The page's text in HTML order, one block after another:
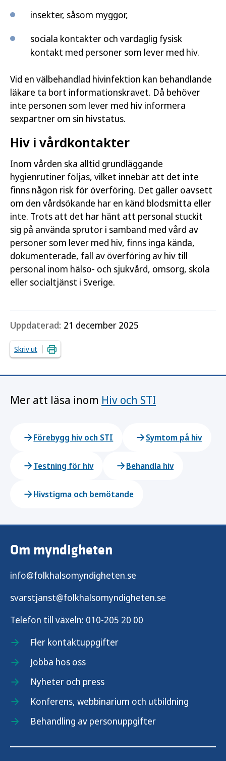
insekter, såsom myggor,
sociala kontakter och vardaglig fysisk
kontakt med personer som lever med hiv.
Vid en välbehandlad hivinfektion kan behandlande
läkare ta bort informationskravet. Då behöver
inte personen som lever med hiv informera
sexpartner om sin hivstatus.
Hiv i vårdkontakter
Inom vården ska alltid grundläggande
hygienrutiner följas, vilket innebär att det inte
finns någon risk för överföring. Det gäller oavsett
om den vårdsökande har en känd blodsmitta eller
inte. Trots att det har hänt att personal stuckit
sig på använda sprutor i samband med vård av
personer som lever med hiv, finns inga kända,
dokumenterade, fall av överföring av hiv till
personal inom hälso- och sjukvård, omsorg, skola
eller socialtjänst i Sverige.
Uppdaterad: 21 december 2025
Skriv ut
Mer att läsa inom Hiv och STI
Förebygg hiv och STI Symtom på hiv
Testning för hiv Behandla hiv
Hivstigma och bemötande
Om myndigheten
info@folkhalsomyndigheten.se
svarstjanst@folkhalsomyndigheten.se
Telefon till växeln: 010-205 20 00
Fler kontaktuppgifter
Jobba hos oss
Nyheter och press
Konferens, webbinarium och utbildning
Behandling av personuppgifter